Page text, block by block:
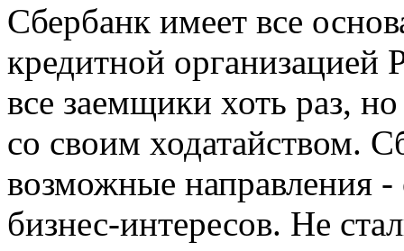
Сбербанк имеет все
кредитной организацией
все заемщики хоть раз,
со своим ходатайством.
возможные направления
бизнес-интересов. Не